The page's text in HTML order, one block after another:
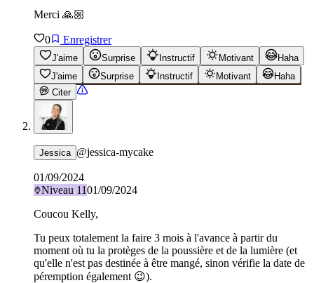
Merci 🙏🏼
0 Enregistrer
J'aime Surprise Instructif Motivant
Haha
J'aime
Surprise Instructif Motivant
Haha
Citer
Jessica @jessica-mycake
01/09/2024
Niveau 1101/09/2024
Coucou Kelly,
Tu peux totalement la faire 3 mois à l'avance à partir du
moment où tu la protèges de la poussière et de la lumière (et
qu'elle n'est pas destinée à être mangé, sinon vérifie la date de
péremption également 😉).